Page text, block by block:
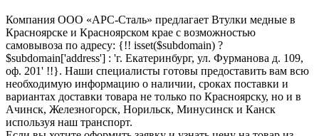
Компания ООО «АРС-Сталь» предлагает Втулки медные в
Красноярске и Красноярском крае с возможностью
самовывоза по адресу: {!! isset($subdomain) ?
$subdomain['address'] : 'г. Екатеринбург, ул. Фурманова д. 109,
оф. 201' !!}. Наши специалисты готовы предоставить вам всю
необходимую информацию о наличии, сроках поставки и
вариантах доставки товара не только по Красноярску, но и в
Ачинск, Железногорск, Норильск, Минусинск и Канск
используя наш транспорт.